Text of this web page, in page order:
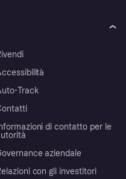
Track
di contatto per le
aziendale
con gli investitori